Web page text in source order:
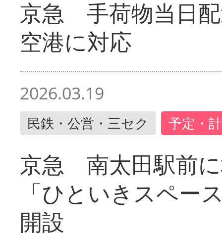
京急 手荷物当日
空港に対応
2026.03.19
民鉄・公営・三セク 予定・
京急 南太田駅前
「ひといきスペー
開設